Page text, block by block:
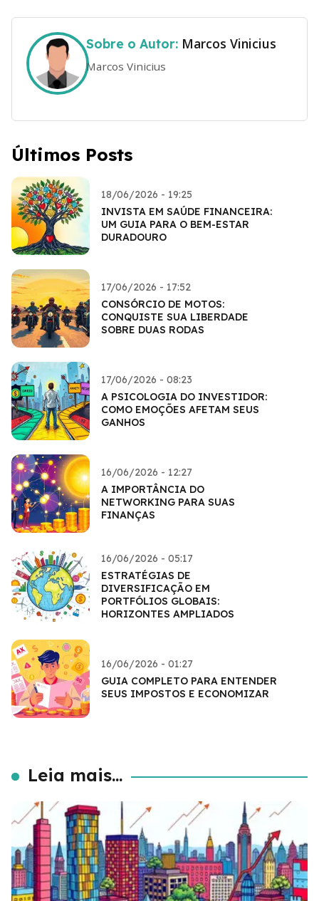
Sobre o Autor: Marcos Vinicius
Marcos Vinicius
Últimos Posts
18/06/2026 - 19:25
INVISTA EM SAÚDE FINANCEIRA:
UM GUIA PARA O BEM-ESTAR
DURADOURO
17/06/2026 - 17:52
CONSÓRCIO DE MOTOS:
CONQUISTE SUA LIBERDADE
SOBRE DUAS RODAS
17/06/2026 - 08:23
A PSICOLOGIA DO INVESTIDOR:
COMO EMOÇÕES AFETAM SEUS
GANHOS
16/06/2026 - 12:27
A IMPORTÂNCIA DO
NETWORKING PARA SUAS
FINANÇAS
16/06/2026 - 05:17
ESTRATÉGIAS DE
DIVERSIFICAÇÃO EM
PORTFÓLIOS GLOBAIS:
HORIZONTES AMPLIADOS
16/06/2026 - 01:27
GUIA COMPLETO PARA ENTENDER
SEUS IMPOSTOS E ECONOMIZAR
Leia mais...